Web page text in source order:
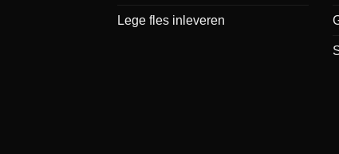
Lege fles inleveren